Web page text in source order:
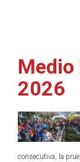
Medio
2026
consecutiva, la